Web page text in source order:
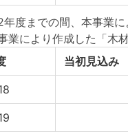
年度までの間、本事業
業により作成した「木
当初見込み